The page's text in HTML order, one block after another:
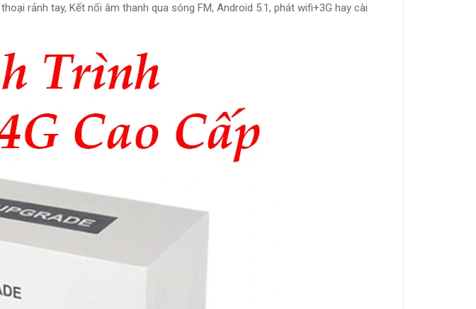
rảnh tay, Kết nối âm thanh qua sóng FM, Android 5.1, phát wifi+3G hay cài